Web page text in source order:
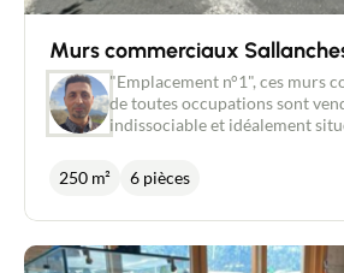
Murs commerciaux
"Emplacement n°1", ces murs
de toutes occupations sont
indissociable et idéalement
105,74 m² (76,56 m² de surface
premier, - 141,27 m² (116,62
de bureaux. Ils sont libres de
250 m² 6 pièces